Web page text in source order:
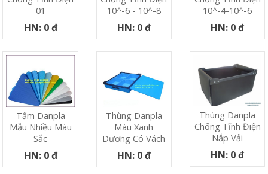
01
HN: 0 đ
10^-6 - 10^-8
HN: 0 đ
10^-4-10^-6
HN: 0 đ
Tấm Danpla
Mẫu Nhiều Màu
Sắc
HN: 0 đ
Thùng Danpla
Màu Xanh
Dương Có Vách
HN: 0 đ
Thùng Danpla
Chống Tĩnh Điện
Nắp Vải
HN: 0 đ